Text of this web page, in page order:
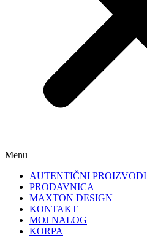
Menu
AUTENTIČNI PROIZVODI
PRODAVNICA
MAXTON DESIGN
KONTAKT
MOJ NALOG
KORPA